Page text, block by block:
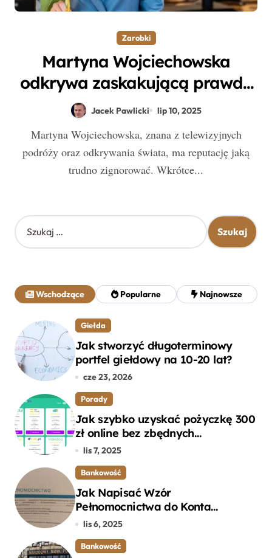
Zarobki
Martyna Wojciechowska
odkrywa zaskakującą prawdę
o zarobkach w NBP
Jacek Pawlicki lip 10, 2025
Martyna Wojciechowska, znana z telewizyjnych
podróży oraz odkrywania świata, ma reputację jaką
trudno zignorować. Wkrótce...
S
z
j
:
Wschodzące Popularne Najnowsze
Giełda
Jak stworzyć długoterminowy
portfel giełdowy na 10-20 lat?
cze 23, 2026
Porady
Jak szybko uzyskać pożyczkę 300
zł online bez zbędnych
formalności?
lis 7, 2025
Bankowość
Jak Napisać Wzór
Pełnomocnictwa do Konta
Bankowego – Praktyczny
lis 6, 2025
Bankowość